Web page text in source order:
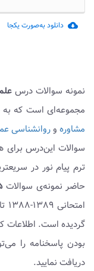
cloud_download دانلود به‌صورت یکجا
نمونه سوالات درس
مجموعه‌ای است که به
مشاورهوروانشناسی
سوالات این‌درس برای
ترم پیام نور در
حاضر نمونه‌ی سوالات
گردیده است. اطلاعات
بودن پاسخنامه را
دریافت نمایید.